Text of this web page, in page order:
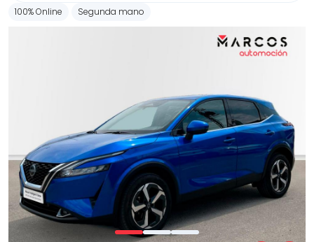
100% Online Segunda mano